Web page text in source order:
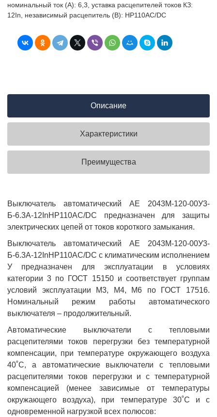
номинальный ток (А): 6,3, уставка расцепителей токов КЗ:
12In, независимый расцепитель (В): НР110AC/DC
Описание
Характеристики
Преимущества
Выключатель автоматический АЕ 2043М-120-00У3-
Б-6.3А-12InНР110AC/DC предназначен для защиты
электрических цепей от токов короткого замыкания.
Выключатель автоматический АЕ 2043М-120-00У3-
Б-6.3А-12InНР110AC/DC с климатическим исполнением
У предназначен для эксплуатации в условиях
категории 3 по ГОСТ 15150 и соответствует группам
условий эксплуатации М3, М4, М6 по ГОСТ 17516.
Номинальный режим работы автоматического
выключателя – продолжительный.
Автоматические выключатели с тепловыми
расцепителями токов перегрузки без температурной
компенсации, при температуре окружающего воздуха
40˚С, а автоматические выключатели с тепловыми
расцепителями токов перегрузки и с температурной
компенсацией (менее зависимые от температуры
окружающего воздуха), при температуре 30˚С и с
одновременной нагрузкой всех полюсов: